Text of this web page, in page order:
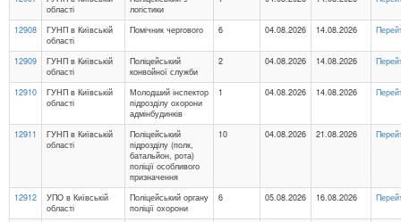
області
логістики
12908
ГУНП в Київській
області
Помічник чергового 6 04.08.2026 14.08.2026
12909
ГУНП в Київській
області
Поліцейський
конвойної служби
2 04.08.2026 14.08.2026
12910
ГУНП в Київській
області
Молодший інспектор
підрозділу охорони
адмінбудинків
1 04.08.2026 14.08.2026
12911
ГУНП в Київській
області
Поліцейський
підрозділу (полк,
батальйон, рота)
поліції особливого
призначення
10 04.08.2026 21.08.2026
12912
УПО в Київській
області
Поліцейський органу
поліції охорони
6 05.08.2026 16.08.2026